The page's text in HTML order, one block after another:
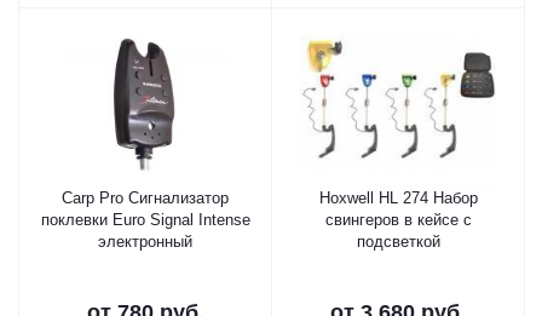
Carp Pro Сигнализатор
поклевки Euro Signal Intense
электронный
Hoxwell HL 274 Набор
свингеров в кейсе с
подсветкой